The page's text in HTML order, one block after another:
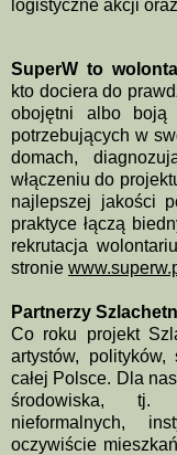
logistyczne akcji
SuperW to
kto dociera do
obojętni albo boją
potrzebujących w
domach,
włączeniu do
najlepszej jakości
praktyce łączą
rekrutacja
stronie
Partnerzy
Co roku projekt
artystów,
całej Polsce. Dla
środowiska, tj.
nieformalnych,
oczywiście